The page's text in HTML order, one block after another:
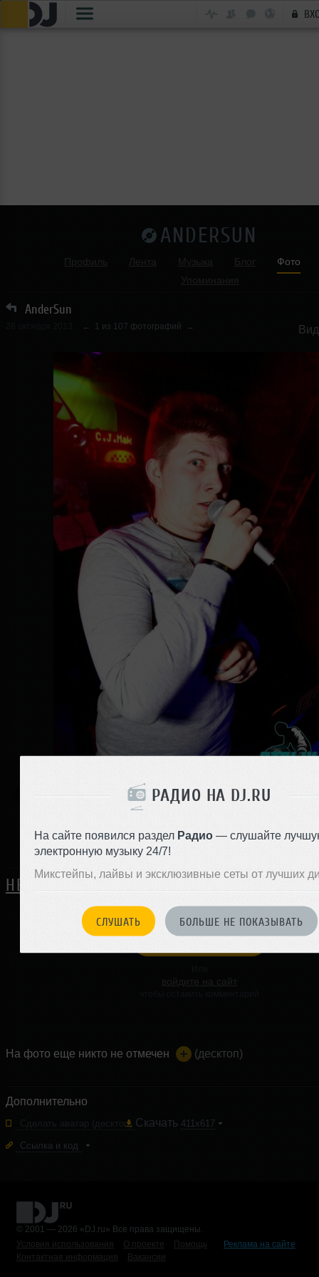
РАДИО НА DJ.RU
На сайте появился раздел Радио — слушайте
электронную музыку 24/7!
Микстейпы, лайвы и эксклюзивные сеты от лучших
СЛУШАТЬ БОЛЬШЕ НЕ ПОКАЗЫВАТЬ
ANDERSUN
Фото
AnderSun
← 1 из 107 фотографий →
Поделиться с друзьями:
НЕТ ОТЗЫВОВ
На фото еще никто не отмечен (десктоп)
Дополнительно
(десктоп)
Ссылка и код
Скачать 411x617
© 2001 — 2026 «DJ.ru» Все права защищены.
Условия использования
О проекте Помощь
Реклама на сайте
Контактная информация
Вакансии